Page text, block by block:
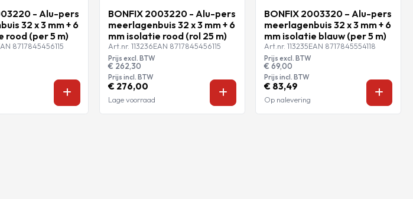
- Alu-pers
32 x 3 mm + 6
rood (per 5 m)
8717845456115
BONFIX 2003220 - Alu-pers
meerlagenbuis 32 x 3 mm + 6
mm isolatie rood (rol 25 m)
Art.nr. 113236EAN 8717845456115
Prijs excl. BTW
€ 262,30
Prijs incl. BTW
€ 276,00
Lage voorraad
BONFIX 2003320 – Alu-pers
meerlagenbuis 32 x 3 mm + 6
mm isolatie blauw (per 5 m)
Art.nr. 113235EAN 8717845554118
Prijs excl. BTW
€ 69,00
Prijs incl. BTW
€ 83,49
Op nalevering